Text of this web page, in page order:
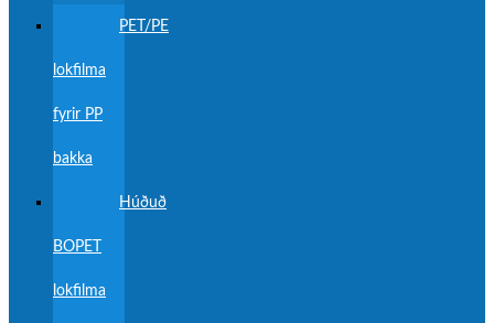
PET/PE
lokfilma
fyrir PP
bakka
Húðuð
BOPET
lokfilma